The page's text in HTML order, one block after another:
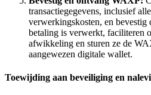
transactiegegevens, inclusief
verwerkingskosten, en bevestig
betaling is verwerkt, faciliteren
afwikkeling en sturen ze de
aangewezen digitale wallet.
Toewijding aan beveiliging en